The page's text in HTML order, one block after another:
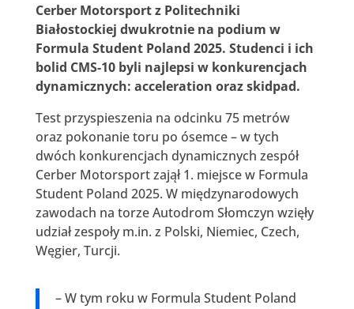
Cerber Motorsport z Politechniki
Białostockiej dwukrotnie na podium w
Formula Student Poland 2025. Studenci i ich
bolid CMS-10 byli najlepsi w konkurencjach
dynamicznych: acceleration oraz skidpad.
Test przyspieszenia na odcinku 75 metrów
oraz pokonanie toru po ósemce – w tych
dwóch konkurencjach dynamicznych zespół
Cerber Motorsport zajął 1. miejsce w Formula
Student Poland 2025. W międzynarodowych
zawodach na torze Autodrom Słomczyn wzięły
udział zespoły m.in. z Polski, Niemiec, Czech,
Węgier, Turcji.
– W tym roku w Formula Student Poland